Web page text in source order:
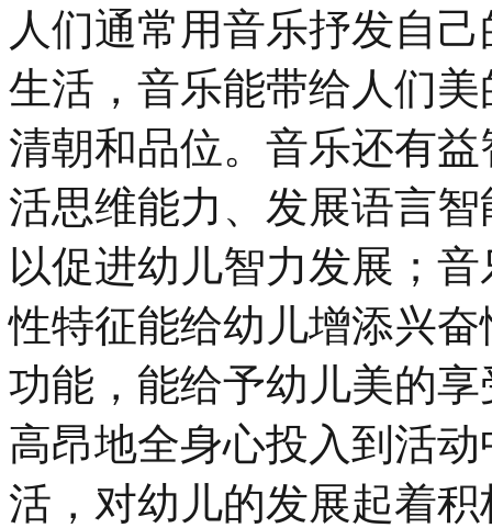
人们通常用音乐抒发自
生活，音乐能带给人们
清朝和品位。音乐还有
活思维能力、发展语言
以促进幼儿智力发展；
性特征能给幼儿增添兴
功能，能给予幼儿美的
高昂地全身心投入到活
活，对幼儿的发展起着